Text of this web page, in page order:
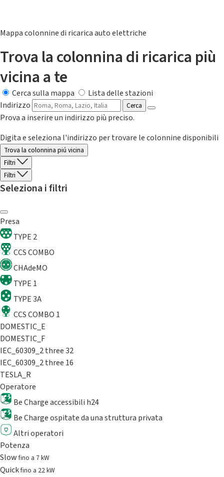
Mappa colonnine di ricarica auto elettriche
Trova la colonnina di ricarica più
vicina a te
Cerca sulla mappa
Lista delle stazioni
Indirizzo
Cerca
Prova a inserire un indirizzo più preciso.
Digita e seleziona l'indirizzo per trovare le colonnine disponibili
Trova la colonnina piú vicina
Filtri
Filtri
Seleziona i filtri
Presa
TYPE 2
CCS COMBO
CHAdeMO
TYPE 1
TYPE 3A
CCS COMBO 1
DOMESTIC_E
DOMESTIC_F
IEC_60309_2 three 32
IEC_60309_2 three 16
TESLA_R
Operatore
Be Charge accessibili h24
Be Charge ospitate da una struttura privata
Altri operatori
Potenza
Slowfino a 7 kW
Quickfino a 22 kW